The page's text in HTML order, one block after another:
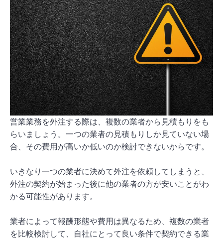
営業業務を外注する際は、複数の業者から見積もりをも
らいましょう。一つの業者の見積もりしか見ていない場
合、その費用が高いか低いのか検討できないからです。
いきなり一つの業者に決めて外注を依頼してしまうと、
外注の契約が始まった後に他の業者の方が安いことがわ
かる可能性があります。
業者によって報酬形態や費用は異なるため、複数の業者
を比較検討して、自社にとって良い条件で契約できる業